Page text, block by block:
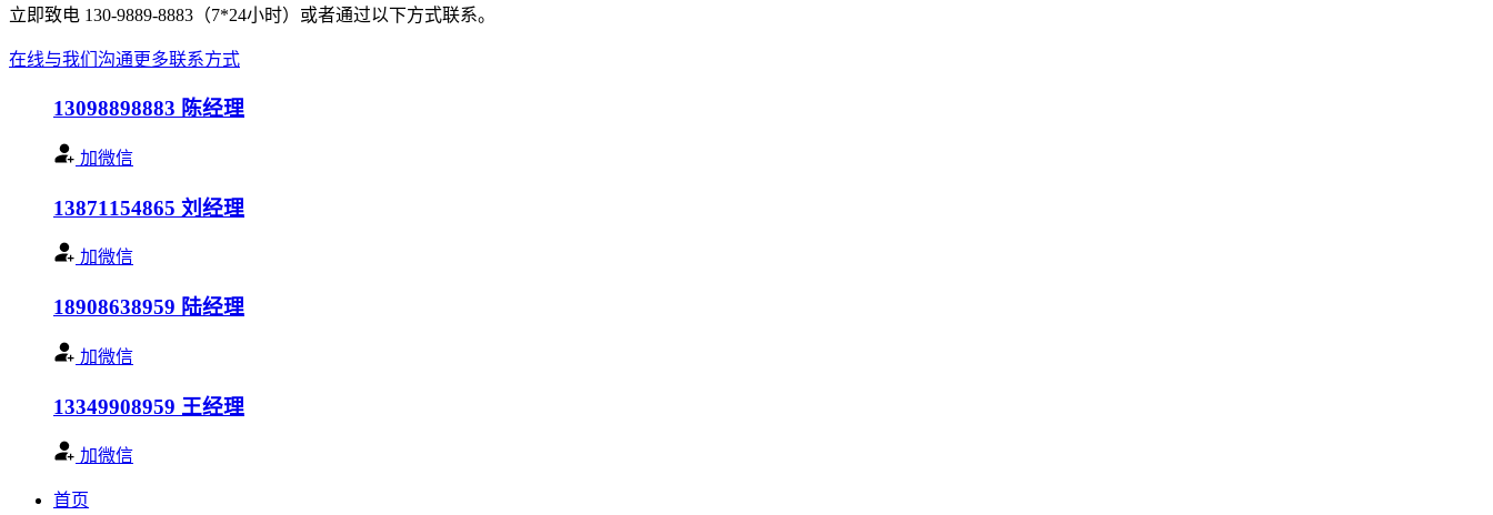
立即致电 130-9889-8883（7*24小时）或者通过以下方式联系。
在线与我们沟通更多联系方式
13098898883 陈经理
加微信
13871154865 刘经理
加微信
18908638959 陆经理
加微信
13349908959 王经理
加微信
首页